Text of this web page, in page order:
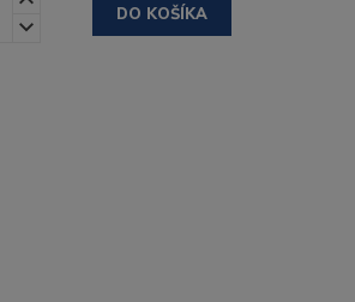
DO KOŠÍKA